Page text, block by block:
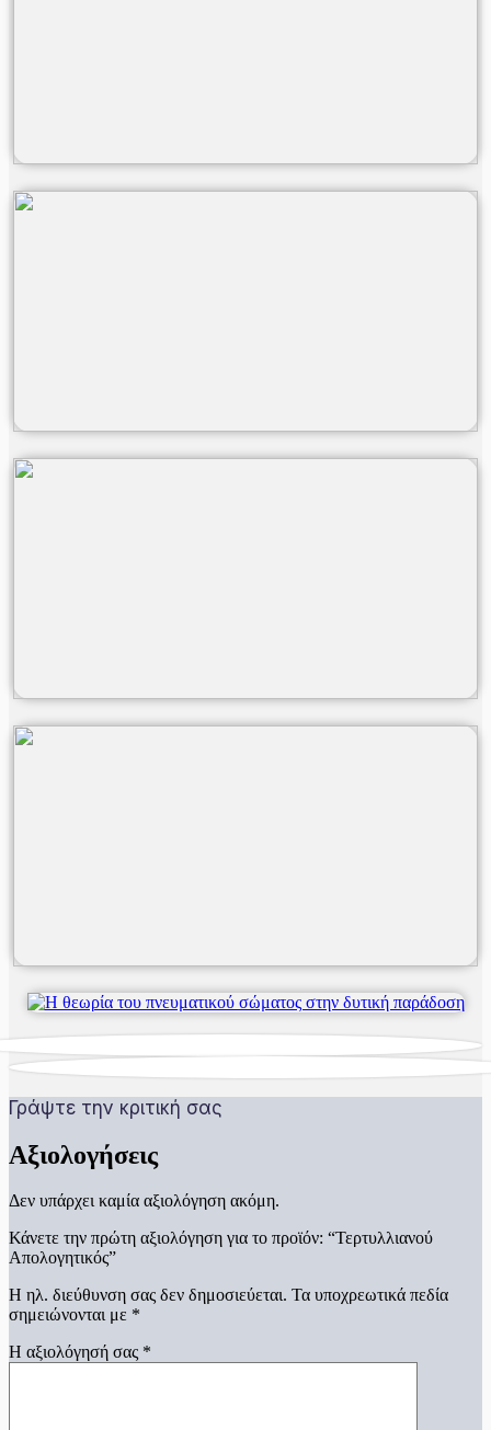
Γράψτε την κριτική σας
Αξιολογήσεις
Δεν υπάρχει καμία αξιολόγηση ακόμη.
Κάνετε την πρώτη αξιολόγηση για το προϊόν: “Τερτυλλιανού
Απολογητικός”
Η ηλ. διεύθυνση σας δεν δημοσιεύεται. Τα υποχρεωτικά πεδία
σημειώνονται με *
Η αξιολόγησή σας *